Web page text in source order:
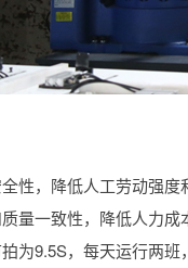
，降低人工劳动强度
一致性，降低人力成
为9.5S，每天运行两班